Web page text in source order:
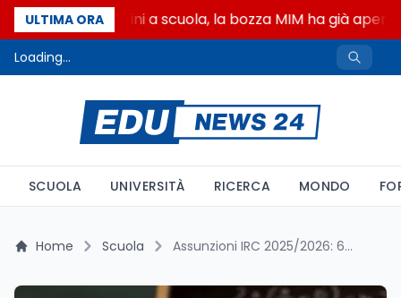
ULTIMA ORA
Canzoni di Guccini a scuola, la bozza MIM ha già
Loading...
SCUOLA UNIVERSITÀ RICERCA MONDO
Home Scuola Assunzioni IRC 2025/2026: 6.022 posti, ripartizione regionale